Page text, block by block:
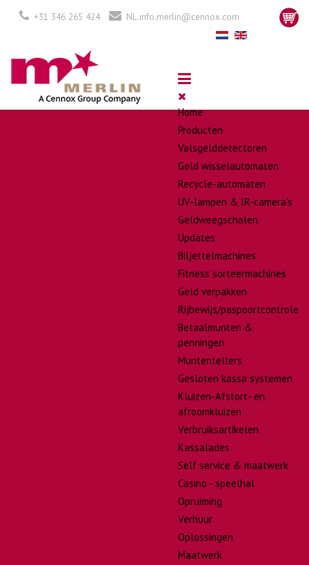
+31 346 265 424 NL.info.merlin@cennox.com
Home
Producten
Valsgelddetectoren
Geld wisselautomaten
Recycle-automaten
UV-lampen & IR-camera's
Geldweegschalen
Updates
Biljettelmachines
Fitness sorteermachines
Geld verpakken
Rijbewijs/paspoortcontrole
Betaalmunten &
penningen
Muntentellers
Gesloten kassa systemen
Kluizen-Afstort- en
afroomkluizen
Verbruiksartikelen
Kassalades
Self service & maatwerk
Casino - speelhal
Opruiming
Verhuur
Oplossingen
Maatwerk